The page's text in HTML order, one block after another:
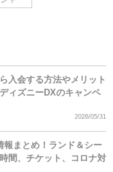
入会する方法やメリット
ィズニーDXのキャンペ
2026/05/31
報まとめ！ランド＆シー
間、チケット、コロナ対